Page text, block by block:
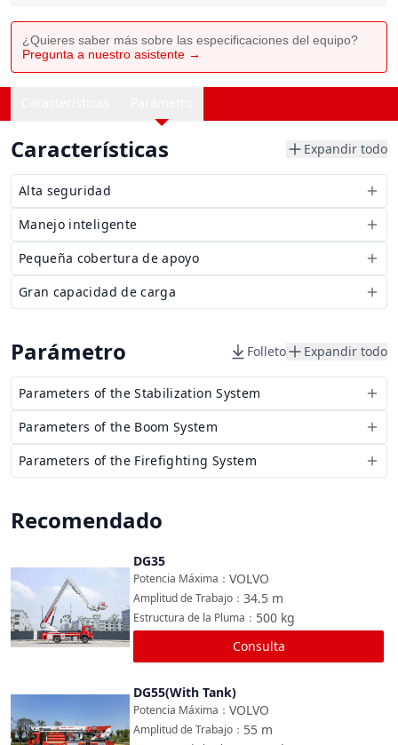
¿Quieres saber más sobre las especificaciones del equipo?
Pregunta a nuestro asistente →
Características Expandir todo
Alta seguridad
Manejo inteligente
Pequeña cobertura de apoyo
Gran capacidad de carga
Parámetro Folleto Expandir todo
Parameters of the Stabilization System
Parameters of the Boom System
Parameters of the Firefighting System
Recomendado
Comparar
DG35
VOLVO
Potencia Máxima ：
34.5 m
Amplitud de Trabajo ：
500 kg
Estructura de la Pluma ：
Consulta
DG55(With Tank)
VOLVO
Potencia Máxima ：
55 m
Amplitud de Trabajo ：